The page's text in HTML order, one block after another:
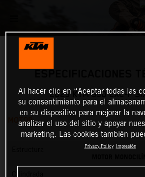
2025 KTM 350 EXC-F
MOTOR
Al hacer clic en “Aceptar todas las
su consentimiento para el
en su dispositivo para mejorar la
analizar el uso del sitio y apoyar
marketing. Las cookies también
Privacy Policy Impresión